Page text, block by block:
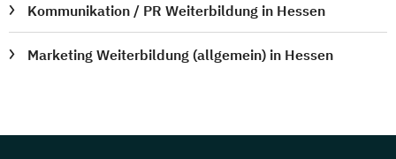
Kommunikation / PR Weiterbildung in Hessen
Marketing Weiterbildung (allgemein) in Hessen